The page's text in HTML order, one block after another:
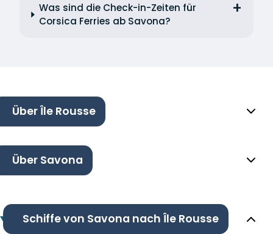
Was sind die Check-in-Zeiten für
Corsica Ferries ab Savona?
Über Île Rousse
Über Savona
Schiffe von Savona nach Île Rousse